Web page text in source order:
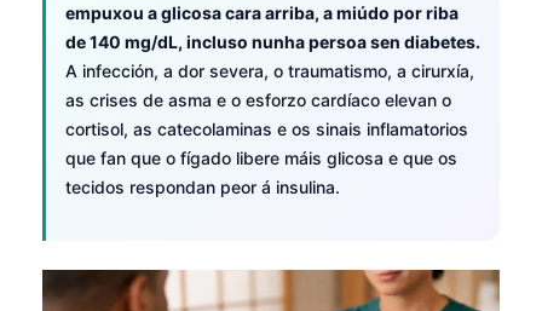
empuxou a glicosa cara arriba, a miúdo por riba
de 140 mg/dL, incluso nunha persoa sen diabetes.
A infección, a dor severa, o traumatismo, a cirurxía,
as crises de asma e o esforzo cardíaco elevan o
cortisol, as catecolaminas e os sinais inflamatorios
que fan que o fígado libere máis glicosa e que os
tecidos respondan peor á insulina.